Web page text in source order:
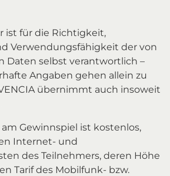
ist für die Richtigkeit,
Verwendungsfähigkeit der von
Daten selbst verantwortlich –
Angaben gehen allein zu
übernimmt auch insoweit
Gewinnspiel ist kostenlos,
Internet- und
des Teilnehmers, deren Höhe
Tarif des Mobilfunk- bzw.